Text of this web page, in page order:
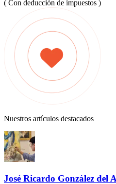
( Con deducción de impuestos )
Nuestros artículos destacados
José Ricardo González del